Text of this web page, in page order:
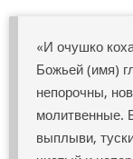
«И очушко
Божьей (имя)
непорочны,
молитвенные.
выплыви,